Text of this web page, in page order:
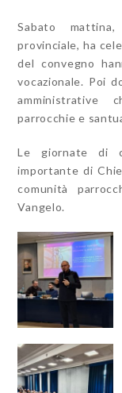
Sabato
provinciale, ha
del convegno
vocazionale. Poi
amministrative
parrocchie e
Le giornate di
importante di
comunità
Vangelo.